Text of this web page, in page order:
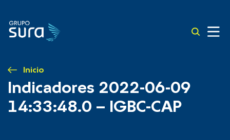
Inicio
Indicadores 2022-06-09
14:33:48.0 – IGBC-CAP